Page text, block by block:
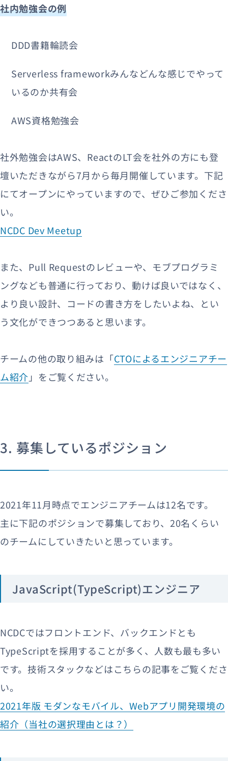
社内勉強会の例
DDD書籍輪読会
Serverless frameworkみんなどんな感じでやって
いるのか共有会
AWS資格勉強会
社外勉強会はAWS、ReactのLT会を社外の方にも登
壇いただきながら7月から毎月開催しています。下記
にてオープンにやっていますので、ぜひご参加くださ
い。
NCDC Dev Meetup
また、Pull Requestのレビューや、モブプログラミ
ングなども普通に行っており、動けば良いではなく、
より良い設計、コードの書き方をしたいよね、とい
う文化ができつつあると思います。
チームの他の取り組みは「CTOによるエンジニアチー
ム紹介 」をご覧ください。
3. 募集しているポジション
2021年11月時点でエンジニアチームは12名です。
主に下記のポジションで募集しており、20名くらい
のチームにしていきたいと思っています。
JavaScript(TypeScript)エンジニア
NCDCではフロントエンド、バックエンドとも
TypeScriptを採用することが多く、人数も最も多い
です。技術スタックなどはこちらの記事をご覧くださ
い。
2021年版 モダンなモバイル、Webアプリ開発環境の
紹介（当社の選択理由とは？）